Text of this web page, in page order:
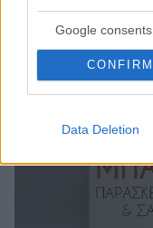
Google consents
CONFIRM
Data Deletion